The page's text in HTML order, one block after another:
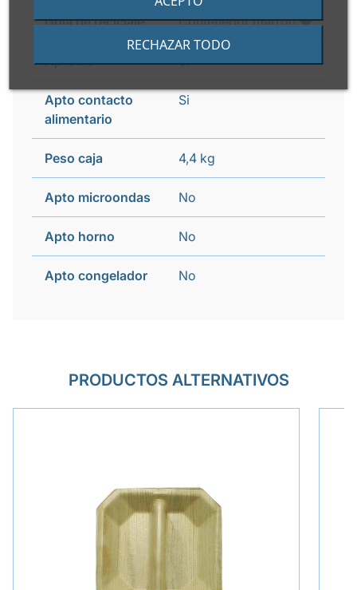
RECHAZAR TODO
Guía de reciclaje Contenedor marrón i
Apilable Si
Apto contacto
alimentario
Si
Peso caja 4,4 kg
Apto microondas No
Apto horno No
Apto congelador No
PRODUCTOS ALTERNATIVOS